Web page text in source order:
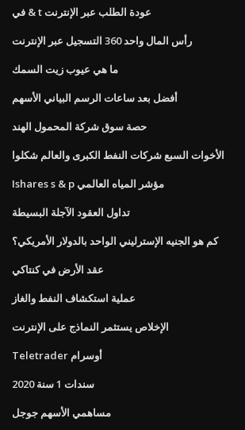
في & t عودة الطلب عبر الإنترنت
رأس المال واحد 360 التسجيل عبر الإنترنت
ما هي عيوب زيت السمك
أفضل بعد ساعات الرسم البياني الأسهم
حصة سوق شركة المحمول الهند
الأخوات السبع شركات النفط الكبرى والعالم شكلوا
Ishares s & p مؤشر المياه العالمي
تداول العقود الآجلة البسيطة
كم هو الجنيه الإسترليني الواحد بالدولار الأمريكي؟
عقد الأرض في كنتاكي
عملية استكشاف النفط والغاز
الإخلاص يستثمر النماذج على الإنترنت
Teletrader أوسرام
سندات 1 سنة 2020
مساهمي الأسهم جوجل